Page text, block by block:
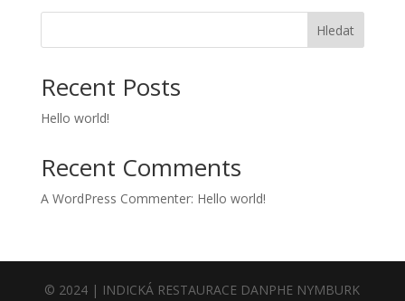
Hledat
Recent Posts
Hello world!
Recent Comments
A WordPress Commenter: Hello world!
© 2024 | INDICKÁ RESTAURACE DANPHE NYMBURK